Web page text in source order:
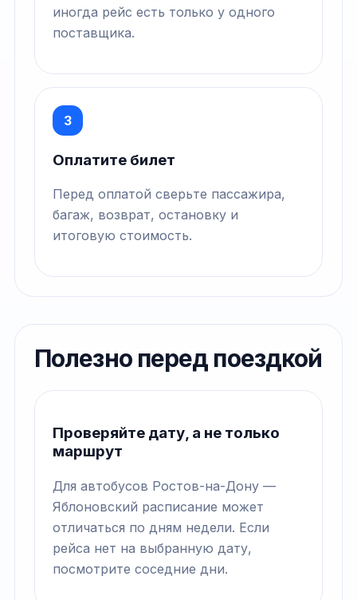
иногда рейс есть только у одного
поставщика.
3
Оплатите билет
Перед оплатой сверьте пассажира,
багаж, возврат, остановку и
итоговую стоимость.
Полезно перед поездкой
Проверяйте дату, а не только
маршрут
Для автобусов Ростов-на-Дону —
Яблоновский расписание может
отличаться по дням недели. Если
рейса нет на выбранную дату,
посмотрите соседние дни.